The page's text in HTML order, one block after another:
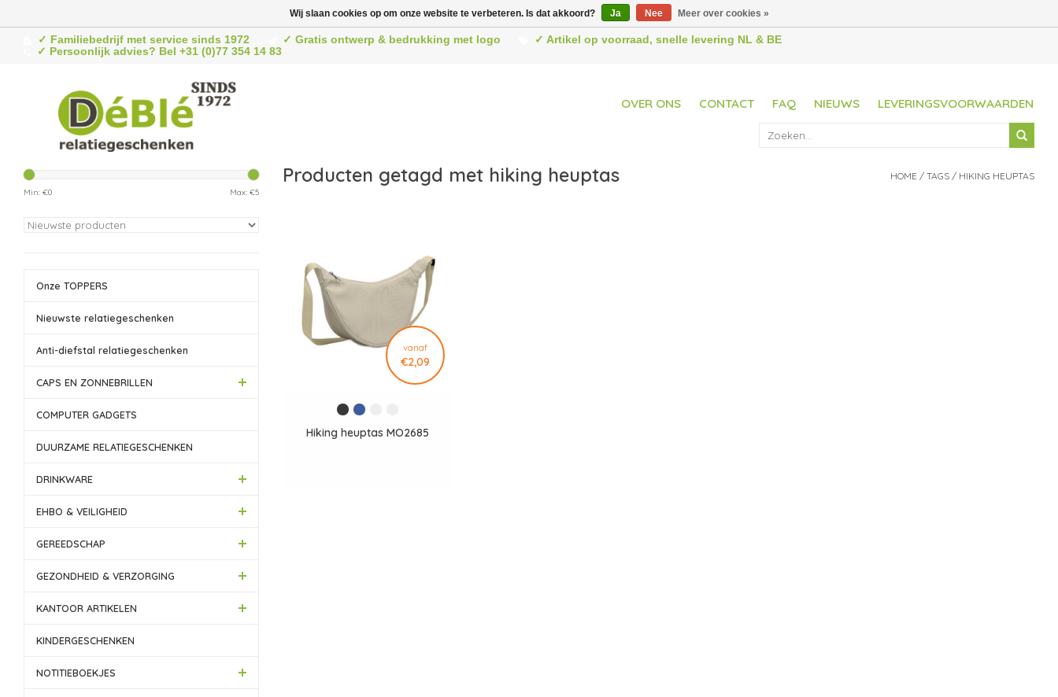
✓ Familiebedrijf met service sinds 1972 ✓ Gratis ontwerp & bedrukking met logo
✓ Artikel op voorraad, snelle levering NL & BE
✓ Persoonlijk advies? Bel +31 (0)77 354 14 83
OVER ONS CONTACT FAQ NIEUWS LEVERINGSVOORWAARDEN
Min: €0 Max: €5
Onze TOPPERS
Nieuwste relatiegeschenken
Anti-diefstal relatiegeschenken
CAPS EN ZONNEBRILLEN
COMPUTER GADGETS
DUURZAME RELATIEGESCHENKEN
DRINKWARE
EHBO & VEILIGHEID
GEREEDSCHAP
GEZONDHEID & VERZORGING
KANTOOR ARTIKELEN
KINDERGESCHENKEN
NOTITIEBOEKJES
Producten getagd met hiking heuptas HOME / TAGS / HIKING HEUPTAS
vanaf
€2,09
Hiking heuptas MO2685
Wij slaan cookies op om onze website te verbeteren. Is dat akkoord? Ja Nee Meer over cookies »